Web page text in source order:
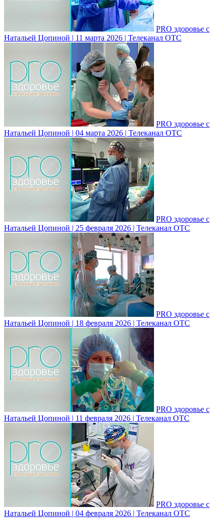
PRO здоровье с
Натальей Цопиной | 11 марта 2026 | Телеканал ОТС
PRO здоровье с
Натальей Цопиной | 04 марта 2026 | Телеканал ОТС
PRO здоровье с
Натальей Цопиной | 25 февраля 2026 | Телеканал ОТС
PRO здоровье с
Натальей Цопиной | 18 февраля 2026 | Телеканал ОТС
PRO здоровье с
Натальей Цопиной | 11 февраля 2026 | Телеканал ОТС
PRO здоровье с
Натальей Цопиной | 04 февраля 2026 | Телеканал ОТС